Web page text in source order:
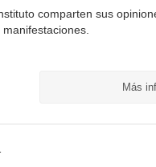
comparten sus
Más